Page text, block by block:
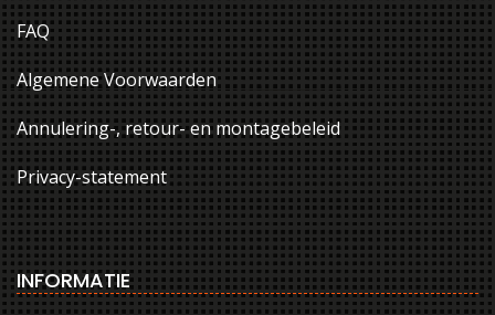
FAQ
Algemene Voorwaarden
Annulering-, retour- en montagebeleid
Privacy-statement
INFORMATIE